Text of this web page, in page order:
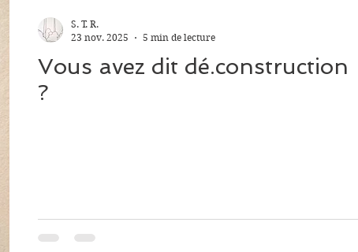
Vous avez dit dé.construction
?
S. T. R.
23 nov. 2025
5 min de lecture